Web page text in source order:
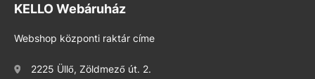
KELLO Webáruház
Webshop központi raktár címe
2225 Üllő, Zöldmező út. 2.